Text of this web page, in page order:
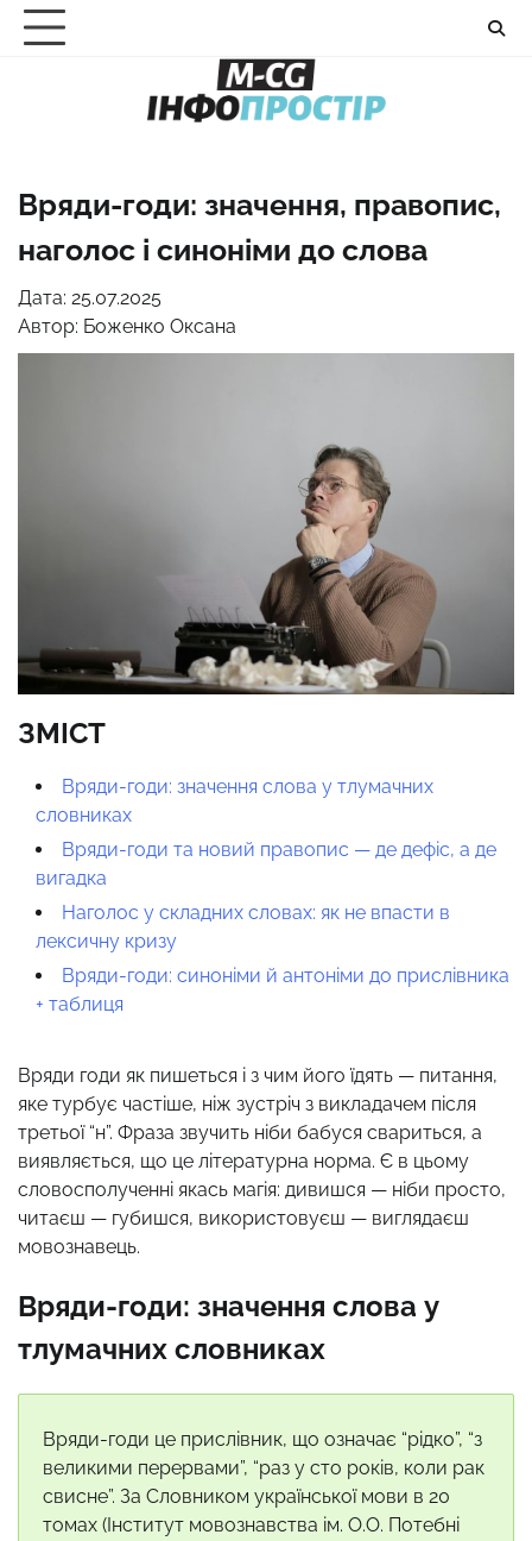
Перейти
Вряди-годи: значення, правопис,
наголос і синоніми до слова
Дата: 25.07.2025
Автор: Боженко Оксана
ЗМІСТ
Вряди-годи: значення слова у тлумачних
словниках
Вряди-годи та новий правопис — де дефіс, а де
вигадка
Наголос у складних словах: як не впасти в
лексичну кризу
Вряди-годи: синоніми й антоніми до прислівника
+ таблиця
Вряди годи як пишеться і з чим його їдять — питання,
яке турбує частіше, ніж зустріч з викладачем після
третьої “н”. Фраза звучить ніби бабуся свариться, а
виявляється, що це літературна норма. Є в цьому
словосполученні якась магія: дивишся — ніби просто,
читаєш — губишся, використовуєш — виглядаєш
мовознавець.
Вряди-годи: значення слова у
тлумачних словниках
Вряди-годи це прислівник, що означає “рідко”, “з
великими перервами”, “раз у сто років, коли рак
свисне”. За Словником української мови в 20
томах (Інститут мовознавства ім. О.О. Потебні